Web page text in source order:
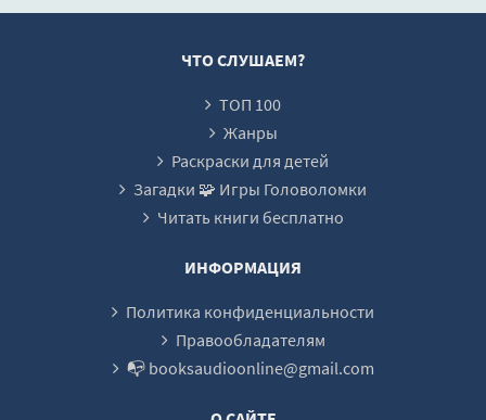
file-19
ЧТО СЛУШАЕМ?
ТОП 100
Жанры
Раскраски для детей
Загадки 🧩 Игры Головоломки
Читать книги бесплатно
ИНФОРМАЦИЯ
Политика конфиденциальности
Правообладателям
📭 booksaudioonline@gmail.com